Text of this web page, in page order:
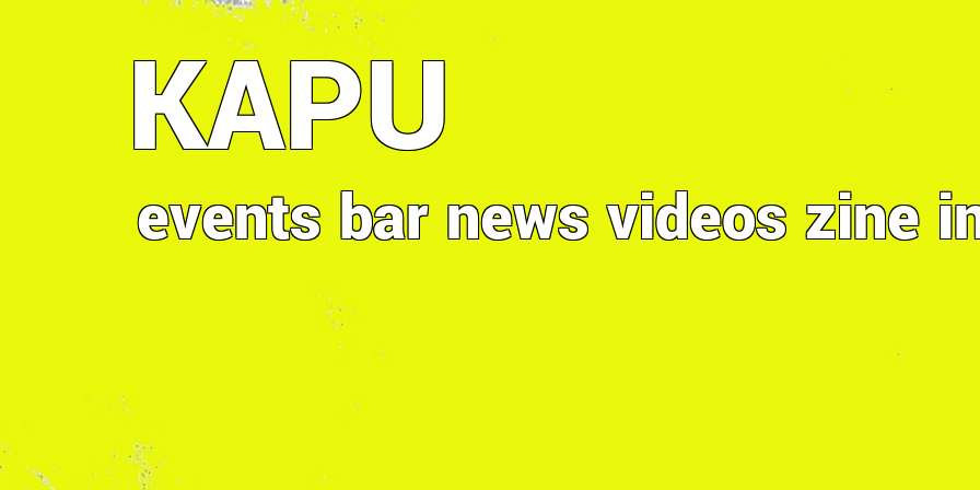
KAPU
events bar news videos zine